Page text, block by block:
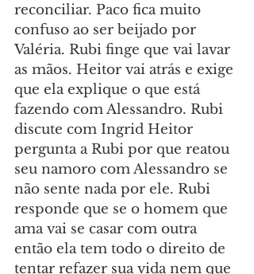
reconciliar. Paco fica muito
confuso ao ser beijado por
Valéria. Rubi finge que vai lavar
as mãos. Heitor vai atrás e exige
que ela explique o que está
fazendo com Alessandro. Rubi
discute com Ingrid Heitor
pergunta a Rubi por que reatou
seu namoro com Alessandro se
não sente nada por ele. Rubi
responde que se o homem que
ama vai se casar com outra
então ela tem todo o direito de
tentar refazer sua vida nem que